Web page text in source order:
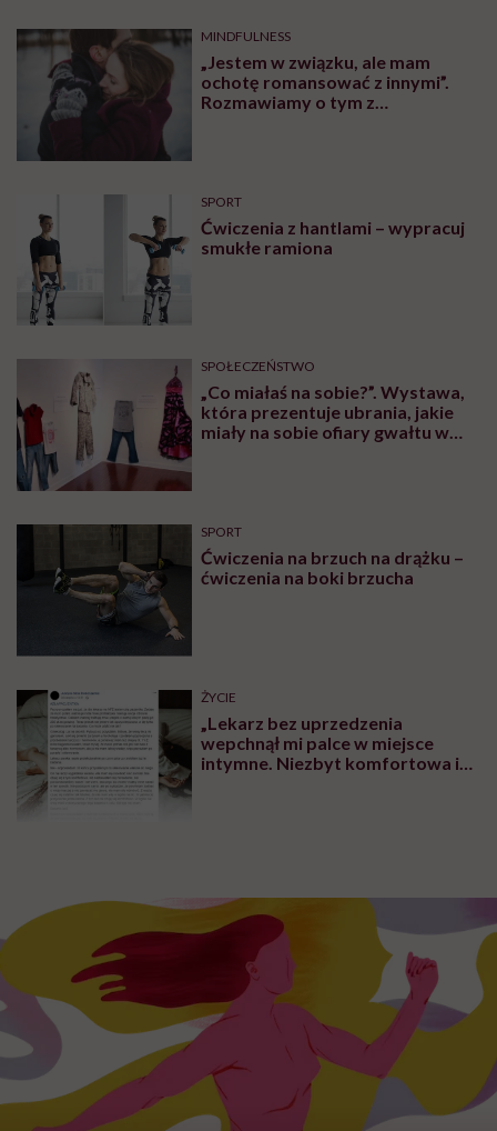
Róża Hajkuś mówi o sobie „lekarka zwykła wiejska i najmniej potrzebny
Słynne „nie będzie bolało” z ust pielęgniarki
wykonującej pobranie krwi często skutecznie
niweczy starania rodziców o to, by dziecko
kojarzyło ten zabieg z ukłuciem komara czy
uszczypnięciem muszki niż wielkim bólem.
Niestety mimo powtarzania na szkoleniach tego, że
słowa „ból” należy unikać w rozmowach z dziećmi,
nadal część personelu medycznego to robi. Wiemy, że
w konkretny sposób, i „boli”, nawet użyte w
kontekście „nie boli”, jest takim słowem. Trzeba je
ważyć, co nie oznacza ściemniać. Zamiast „będzie
bolało, ale musisz wytrzymać”, lepiej powiedzieć „to
Pobranie krwi, szczepienie czy wymaz z
nosa – owszem, to nie są przyjemne sprawy,
ale z moich obserwacji wynika, że dzieci
mimo wszystko najbardziej boją się tego, co
się dzieje z nimi znienacka, czego nie
rozumieją